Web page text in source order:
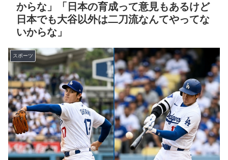
▶ 海外「日本人はなんて気高いんだ！」 英高級紙も驚愕
した極限の中の日本人の姿に世界が衝撃
▶ 韓国人「トヨタが2027年に次世代ハイブリッドバッテ
リーを導入へ！最大1000kmの航続距離や超高速充電を
目指す」
▶ 外国人「日本の未来は安泰だ」16歳MF三井寺眞、衝撃
ゴール！久保建英超え歴代2位の記録！3得点に絡む活躍
で海外絶賛！【海外の反応】
▶ 【海外の反応】アルゼンチン協会、FIFA会長に確固たる
支持を表明「隠す気もないんだなｗ」
▶ 海外「さすが日本！」日本とドイツの仕事効率の差が分
からな」「日本の育成って意見もあるけど
日本でも大谷以外は二刀流なんてやってな
いからな」
スポーツ